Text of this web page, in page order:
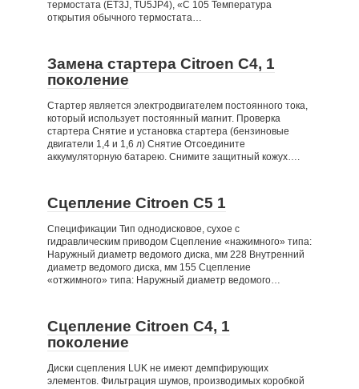
термостата (ET3J, TU5JP4), «С 105 Температура
открытия обычного термостата…
Замена стартера Citroen C4, 1
поколение
Стартер является электродвигателем постоянного тока,
который использует постоянный магнит. Проверка
стартера Снятие и установка стартера (бензиновые
двигатели 1,4 и 1,6 л) Снятие Отсоедините
аккумуляторную батарею. Снимите защитный кожух….
Сцепление Citroen C5 1
Спецификации Тип однодисковое, сухое с
гидравлическим приводом Сцепление «нажимного» типа:
Наружный диаметр ведомого диска, мм 228 Внутренний
диаметр ведомого диска, мм 155 Сцепление
«отжимного» типа: Наружный диаметр ведомого…
Сцепление Citroen C4, 1
поколение
Диски сцепления LUK не имеют демпфирующих
элементов. Фильтрация шумов, производимых коробкой